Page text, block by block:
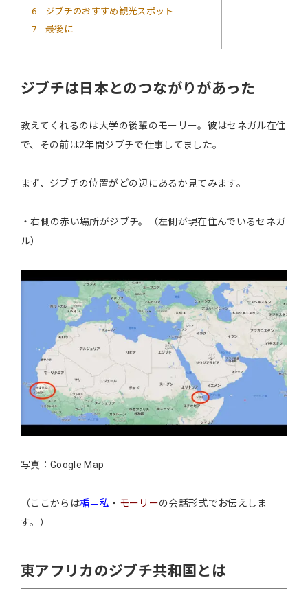
6
ジブチのおすすめ観光スポット
7
最後に
ジブチは日本とのつながりがあった
教えてくれるのは大学の後輩のモーリー。彼はセネガル在住
で、その前は2年間ジブチで仕事してました。
まず、ジブチの位置がどの辺にあるか見てみます。
・右側の赤い場所がジブチ。（左側が現在住んでいるセネガ
ル）
写真：Google Map
（ここからは楯＝私 ・ モーリーの会話形式でお伝えしま
す。）
東アフリカのジブチ共和国とは